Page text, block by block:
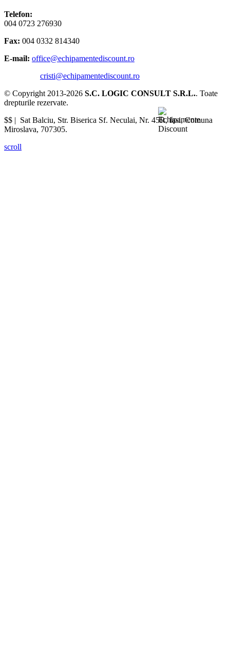
Telefon:
004 0723 276930
Fax: 004 0332 814340
E-mail: office@echipamentediscount.ro
cristi@echipamentediscount.ro
© Copyright 2013-2026 S.C. LOGIC CONSULT S.R.L.. Toate
drepturile rezervate.
$$ | Sat Balciu, Str. Biserica Sf. Neculai, Nr. 45R,Iasi,Comuna
Miroslava, 707305.
scroll